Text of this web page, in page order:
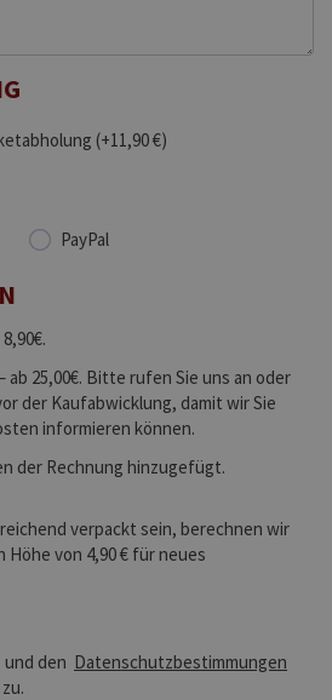
(+11,90 €)
PayPal
ab 25,00€. Bitte rufen Sie uns an oder
der Kaufabwicklung, damit wir Sie
informieren können.
der Rechnung hinzugefügt.
verpackt sein, berechnen wir
Höhe von 4,90 € für neues
und den Datenschutzbestimmungen